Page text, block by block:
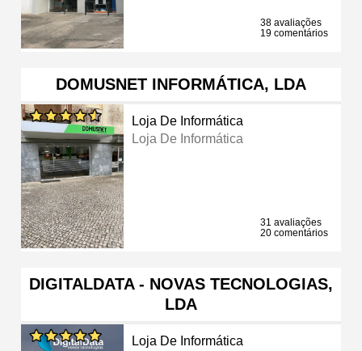
38 avaliações
19 comentários
DOMUSNET INFORMÁTICA, LDA
Loja De Informática
Loja De Informática
31 avaliações
20 comentários
DIGITALDATA - NOVAS TECNOLOGIAS,
LDA
Loja De Informática